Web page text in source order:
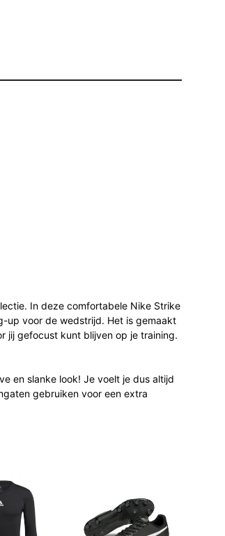
In deze comfortabele Nike Strike
up voor de wedstrijd. Het is gemaakt
jij gefocust kunt blijven op je training.
en slanke look! Je voelt je dus altijd
gebruiken voor een extra